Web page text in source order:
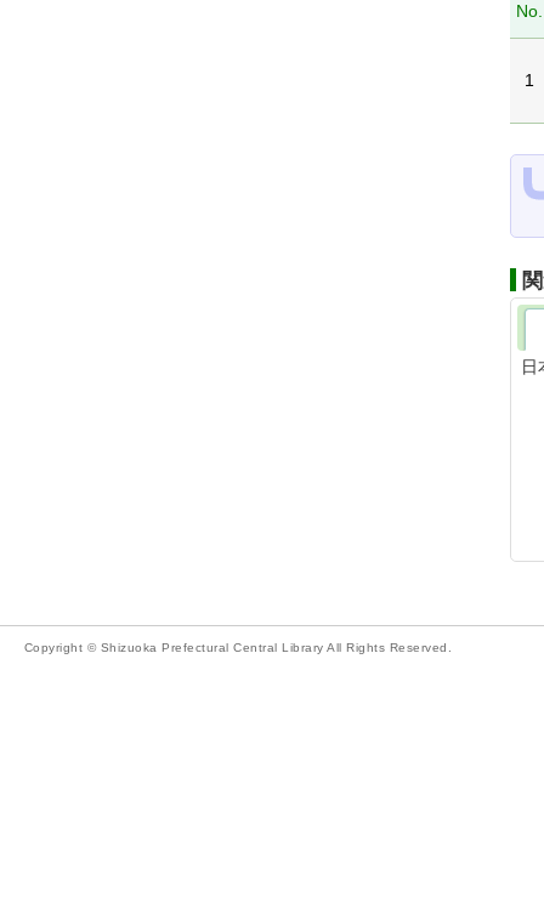
No.
1
日
Copyright © Shizuoka Prefectural Central Library All Rights Reserved.